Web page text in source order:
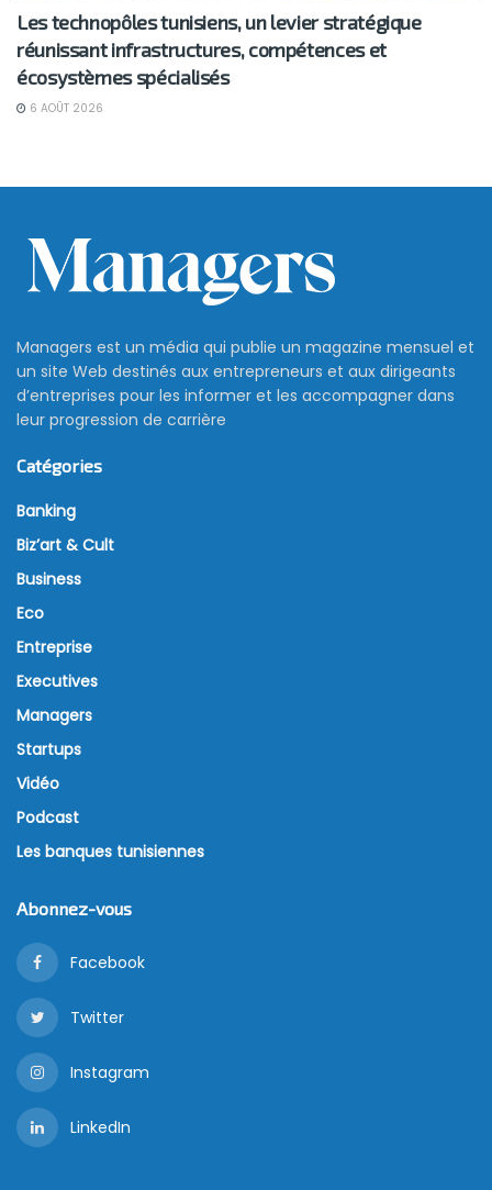
Les technopôles tunisiens, un levier stratégique
réunissant infrastructures, compétences et
écosystèmes spécialisés
6 AOÛT 2026
Managers est un média qui publie un magazine mensuel et
un site Web destinés aux entrepreneurs et aux dirigeants
d’entreprises pour les informer et les accompagner dans
leur progression de carrière
Catégories
Banking
Biz’art & Cult
Business
Eco
Entreprise
Executives
Managers
Startups
Vidéo
Podcast
Les banques tunisiennes
Abonnez-vous
Facebook
Twitter
Instagram
LinkedIn